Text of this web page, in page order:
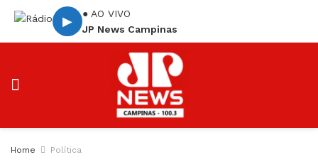
▶
● AO VIVO
JP News Campinas
Home Política